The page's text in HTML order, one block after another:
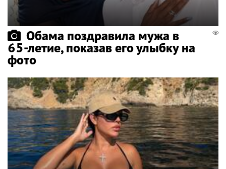
Обама поздравила мужа в
65-летие, показав его улыбку на
фото